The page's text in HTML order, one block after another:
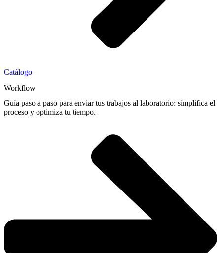
Catálogo
Workflow
Guía paso a paso para enviar tus trabajos al laboratorio: simplifica el
proceso y optimiza tu tiempo.